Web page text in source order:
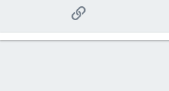
Ссылка